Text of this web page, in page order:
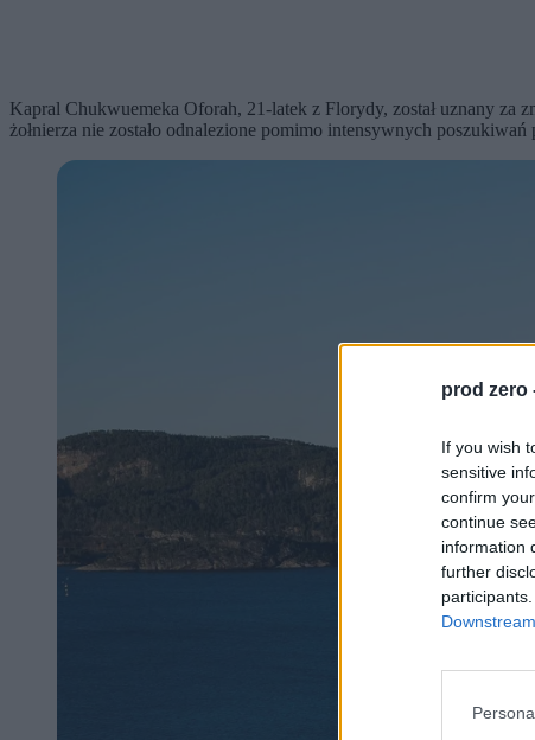
prod zero
If you wish
sensitive
confirm
continue
information
further
Kapral Chukwuemeka Oforah, 21-latek z Florydy, został uznany za
żołnierza nie zostało odnalezione pomimo intensywnych